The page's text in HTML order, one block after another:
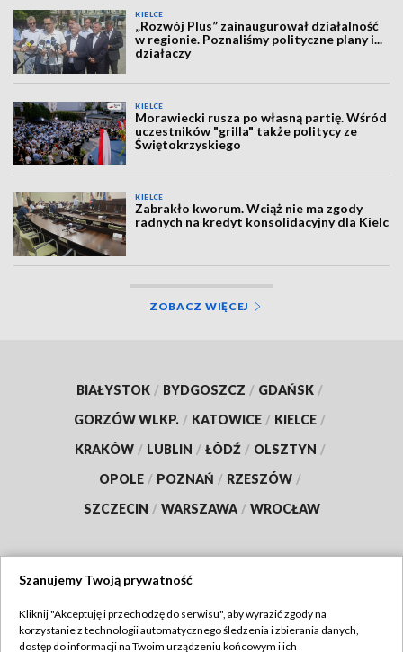
KIELCE
„Rozwój Plus” zainaugurował działalność
w regionie. Poznaliśmy polityczne plany i...
działaczy
KIELCE
Morawiecki rusza po własną partię. Wśród
uczestników "grilla" także politycy ze
Świętokrzyskiego
KIELCE
Zabrakło kworum. Wciąż nie ma zgody
radnych na kredyt konsolidacyjny dla Kielc
ZOBACZ WIĘCEJ
BIAŁYSTOK / BYDGOSZCZ / GDAŃSK /
GORZÓW WLKP. / KATOWICE / KIELCE /
KRAKÓW / LUBLIN / ŁÓDŹ / OLSZTYN /
OPOLE / POZNAŃ / RZESZÓW /
SZCZECIN / WARSZAWA / WROCŁAW
TVP
Szanujemy Twoją prywatność
Kliknij "Akceptuję i przechodzę do serwisu", aby wyrazić zgody na
korzystanie z technologii automatycznego śledzenia i zbierania danych,
dostęp do informacji na Twoim urządzeniu końcowym i ich